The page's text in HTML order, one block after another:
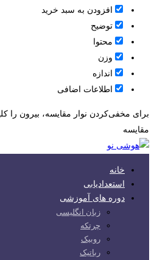
افزودن به سبد خرید
توضیح
محتوا
وزن
اندازه
اطلاعات اضافی
برای مخفی‌کردن نوار مقایسه، بیرون را
مقایسه
خانه
استعدادیابی
دوره های آموزشی
زبان انگلیسی
چرتکه
روبیک
رباتیک